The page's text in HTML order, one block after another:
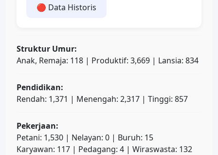
🔴 Data Historis
Struktur Umur:
Anak, Remaja: 118 | Produktif: 3,669 | Lansia: 834
Pendidikan:
Rendah: 1,371 | Menengah: 2,317 | Tinggi: 857
Pekerjaan:
Petani: 1,530 | Nelayan: 0 | Buruh: 15
Karyawan: 117 | Pedagang: 4 | Wiraswasta: 132